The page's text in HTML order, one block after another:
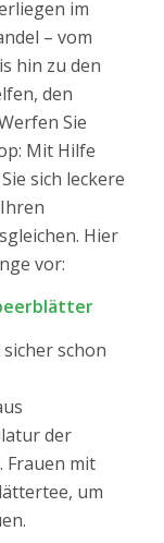
im
– vom
hin zu den
den
Sie
Mit Hilfe
sich leckere
Hier
vor:
schon
der
Frauen mit
um